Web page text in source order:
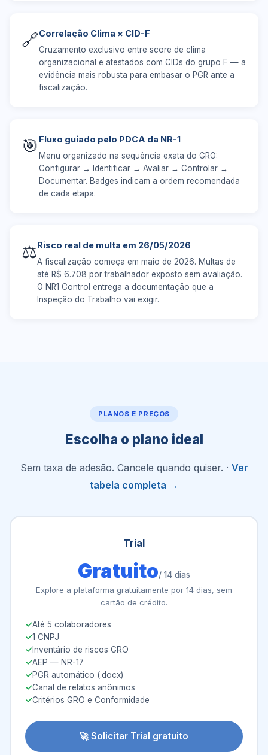
🔗Correlação Clima × CID-F
Cruzamento exclusivo entre score de clima
organizacional e atestados com CIDs do grupo F — a
evidência mais robusta para embasar o PGR ante a
fiscalização.
🎯 Fluxo guiado pelo PDCA da NR-1
Menu organizado na sequência exata do GRO:
Configurar → Identificar → Avaliar → Controlar →
Documentar. Badges indicam a ordem recomendada
de cada etapa.
⚖️Risco real de multa em 26/05/2026
A fiscalização começa em maio de 2026. Multas de
até R$ 6.708 por trabalhador exposto sem avaliação.
O NR1 Control entrega a documentação que a
Inspeção do Trabalho vai exigir.
PLANOS E PREÇOS
Escolha o plano ideal
Sem taxa de adesão. Cancele quando quiser. · Ver
tabela completa →
Trial
Gratuito/ 14 dias
Explore a plataforma gratuitamente por 14 dias, sem
cartão de crédito.
Até 5 colaboradores
1 CNPJ
Inventário de riscos GRO
AEP — NR-17
PGR automático (.docx)
Canal de relatos anônimos
Critérios GRO e Conformidade
🚀 Solicitar Trial gratuito